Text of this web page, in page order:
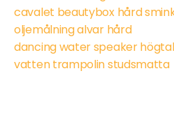
cavalet beautybox hård
oljemålning alvar hård
dancing water speaker
vatten trampolin studsmatta